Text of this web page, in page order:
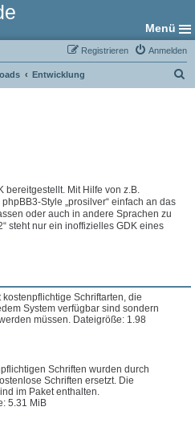
Menü
Anmelden
Registrieren
Entwicklung
bereitgestellt. Mit Hilfe von z.B.
phpBB3-Style „prosilver“ einfach an das
oder auch in andere Sprachen zu
steht nur ein inoffizielles GDK eines
kostenpflichtige Schriftarten, die
System verfügbar sind sondern
müssen. Dateigröße: 1.98
Schriften wurden durch
Schriften ersetzt. Die
im Paket enthalten.
5.31 MiB